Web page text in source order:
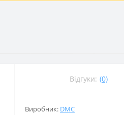
Відгуки: (0)
Виробник: DMC